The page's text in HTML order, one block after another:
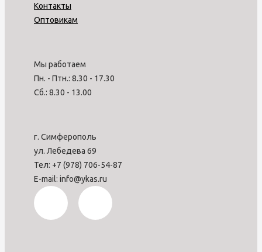
Контакты
Оптовикам
Мы работаем
Пн. - Птн.: 8.30 - 17.30
Сб.: 8.30 - 13.00
г. Симферополь
ул. Лебедева 69
Тел: +7 (978) 706-54-87
E-mail: info@ykas.ru